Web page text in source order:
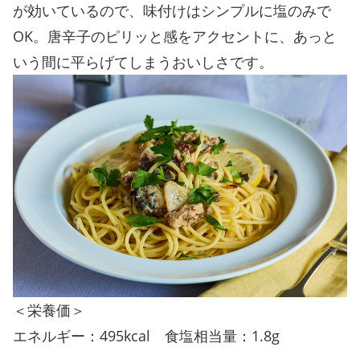
が効いているので、味付けはシンプルに塩のみで
OK。唐辛子のピリッと感をアクセントに、あっと
いう間に平らげてしまうおいしさです。
＜栄養価＞
エネルギー：495kcal 食塩相当量：1.8g